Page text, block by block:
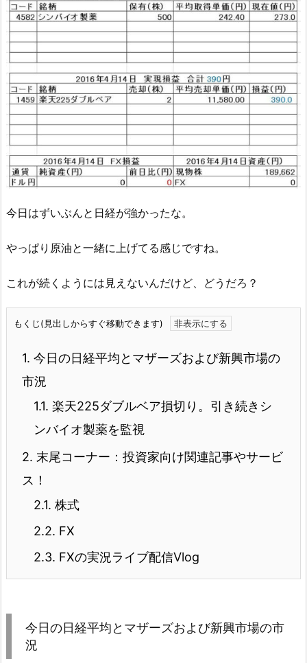
今日はずいぶんと日経が強かったな。
やっぱり原油と一緒に上げてる感じですね。
これが続くようには見えないんだけど、どうだろ？
もくじ(見出しからすぐ移動できます)
1. 今日の日経平均とマザーズおよび新興市場の
市況
1.1. 楽天225ダブルベア損切り。引き続きシ
ンバイオ製薬を監視
2. 末尾コーナー：投資家向け関連記事やサービ
ス！
2.1. 株式
2.2. FX
2.3. FXの実況ライブ配信Vlog
今日の日経平均とマザーズおよび新興市場の市
況